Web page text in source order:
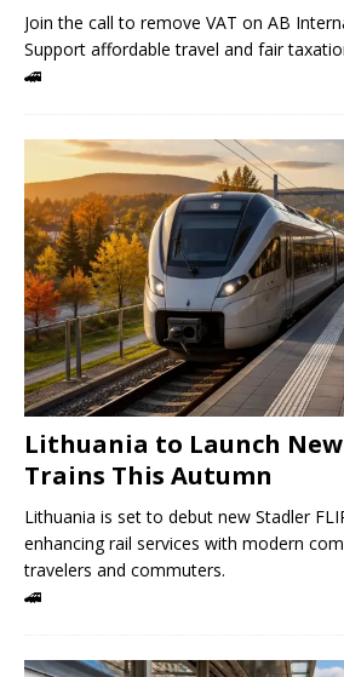
Join the call to remove VAT on AB
Support affordable travel and fair
🚄
Lithuania to Launch New
Trains This Autumn
Lithuania is set to debut new Stadler
enhancing rail services with modern
travelers and commuters.
🚄